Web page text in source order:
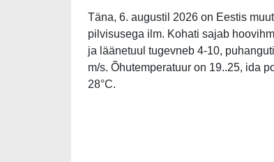
Täna, 6. augustil 2026 on Eestis
pilvisusega ilm. Kohati sajab
ja läänetuul tugevneb 4-10,
m/s. Õhutemperatuur on 19..25, ida
28°C.